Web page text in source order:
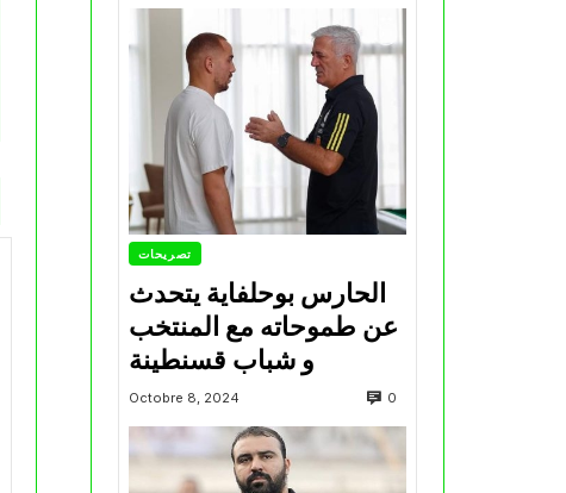
تصريحات
الحارس بوحلفاية يتحدث
عن طموحاته مع المنتخب
و شباب قسنطينة
Octobre 8, 2024 0